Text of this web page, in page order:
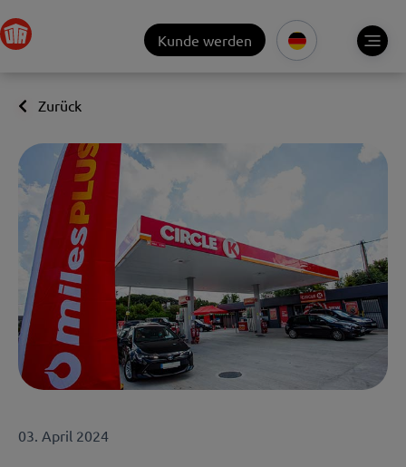
Kunde werden
Zurück
03. April 2024